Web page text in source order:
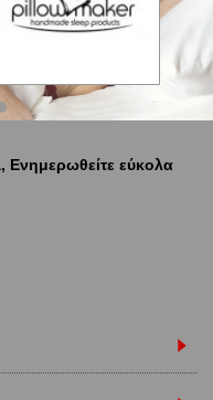
εύκολα